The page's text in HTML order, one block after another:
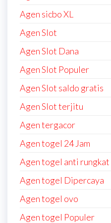
Agen sicbo XL
Agen Slot
Agen Slot Dana
Agen Slot Populer
Agen Slot saldo gratis
Agen Slot terjitu
Agen tergacor
Agen togel 24 Jam
Agen togel anti rungkat
Agen togel Dipercaya
Agen togel ovo
Agen togel Populer